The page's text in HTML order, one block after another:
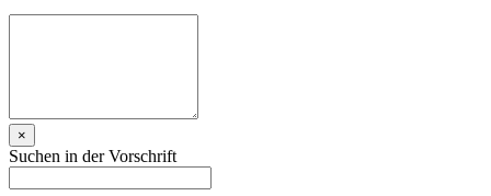
×
Suchen in der Vorschrift